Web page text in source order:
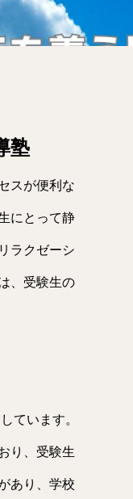
塾
スが便利な
にとって静
ラクゼーシ
、受験生の
ています。
り、受験生
あり、学校